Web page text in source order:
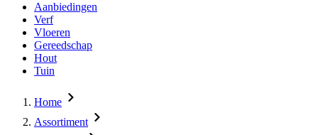
Aanbiedingen
Verf
Vloeren
Gereedschap
Hout
Tuin
Home
Assortiment